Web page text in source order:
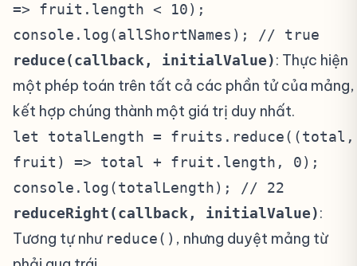
=> fruit.length < 10);
console.log(allShortNames); // true
reduce(callback, initialValue): Thực hiện
một phép toán trên tất cả các phần tử của mảng,
kết hợp chúng thành một giá trị duy nhất.
let totalLength = fruits.reduce((total,
fruit) => total + fruit.length, 0);
console.log(totalLength); // 22
reduceRight(callback, initialValue):
Tương tự như reduce() , nhưng duyệt mảng từ